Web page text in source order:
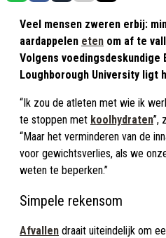
Veel mensen zweren erbij:
aardappelen eten om af te
Volgens voedingsdeskundige
Loughborough University ligt
“Ik zou de atleten met wie ik
te stoppen met koolhydraten”,
“Maar het verminderen van de
voor gewichtsverlies, als we
weten te beperken.”
Simpele rekensom
Afvallen draait uiteindelijk om